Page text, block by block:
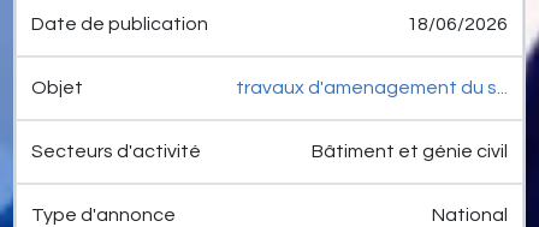
18/06/2026
travaux d'amenagement du s...
Bâtiment et génie civil
National